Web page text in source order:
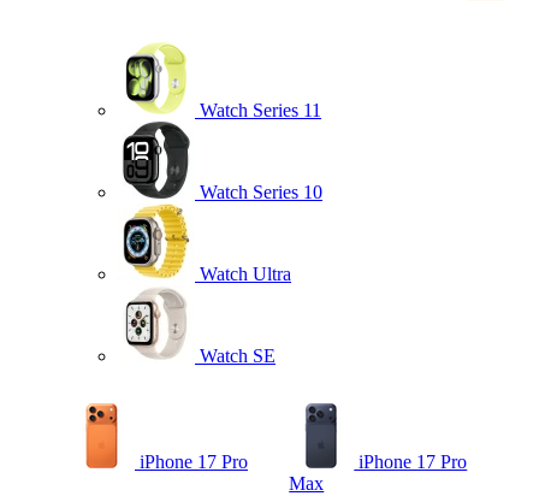
Watch Series 11
Watch Series 10
Watch Ultra
Watch SE
iPhone 17 Pro
iPhone 17 Pro
Max